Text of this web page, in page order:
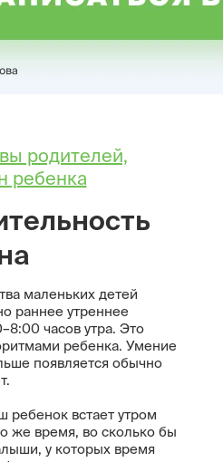
родителей,
ребенка
маленьких детей
раннее утреннее
часов утра. Это
ребенка. Умение
появляется обычно
ребенок встает утром
же время, во сколько бы
у которых время